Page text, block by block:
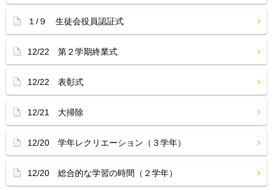
１/９ 生徒会役員認証式
12/22 第２学期終業式
12/22 表彰式
12/21 大掃除
12/20 学年レクリエーション（３学年）
12/20 総合的な学習の時間（２学年）